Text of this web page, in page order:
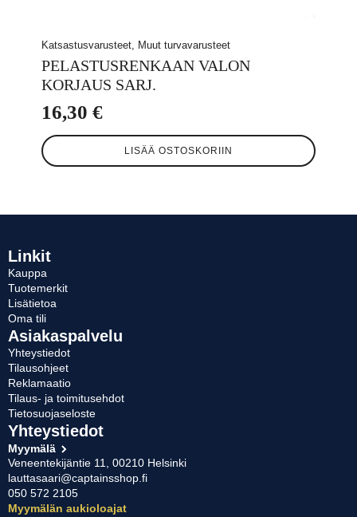
Katsastusvarusteet, Muut turvavarusteet
PELASTUSRENKAAN VALON
KORJAUS SARJ.
16,30 €
LISÄÄ OSTOSKORIIN
Linkit
Kauppa
Tuotemerkit
Lisätietoa
Oma tili
Asiakaspalvelu
Yhteystiedot
Tilausohjeet
Reklamaatio
Tilaus- ja toimitusehdot
Tietosuojaseloste
Yhteystiedot
Myymälä
Veneentekijäntie 11, 00210 Helsinki
lauttasaari@captainsshop.fi
050 572 2105
Myymälän aukioloajat